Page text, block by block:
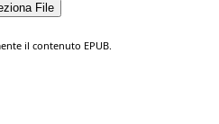
File
il contenuto EPUB.